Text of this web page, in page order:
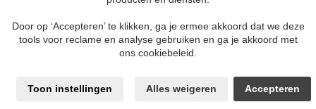
Algemene voorwaarden
Privacy en cookie policy
Sitemap
Door op ‘Accepteren’ te klikken, ga je ermee akkoord dat we deze
tools voor reclame en analyse gebruiken en ga je akkoord met
ons cookiebeleid.
Toon instellingen Alles weigeren Accepteren